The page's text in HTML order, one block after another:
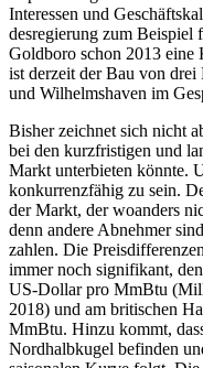
Interessen und
desregierung zum Beispiel
Goldboro schon 2013 eine
ist derzeit der Bau von
und Wilhelms­haven im
Bisher zeichnet sich nicht
bei den kurz­fristi­gen und
Markt unterbieten könnte.
kon­kur­renzfähig zu sein.
der Markt, der wo­anders
denn andere Abnehmer
zahlen. Die
immer noch signifikant,
US-Dol­lar pro MmBtu
2018) und am britischen
MmBtu. Hinzu kommt,
Nordhalbkugel befinden